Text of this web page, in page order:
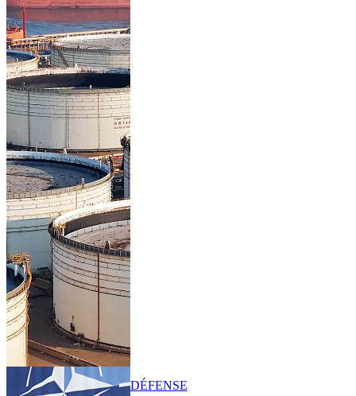
DÉFENSE